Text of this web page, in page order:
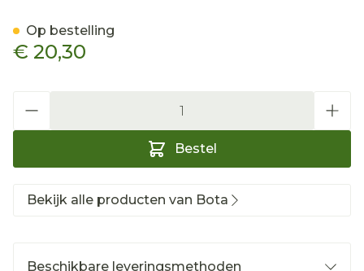
€ 20,30
Bestel
Op bestelling
Bekijk alle producten van Bota
Beschikbare leveringsmethoden